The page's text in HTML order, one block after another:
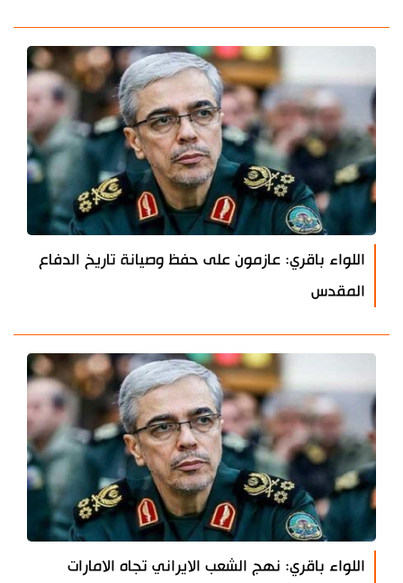
اللواء باقري: عازمون على حفظ وصيانة تاريخ الدفاع
المقدس
اللواء باقري: نهج الشعب الايراني تجاه الامارات